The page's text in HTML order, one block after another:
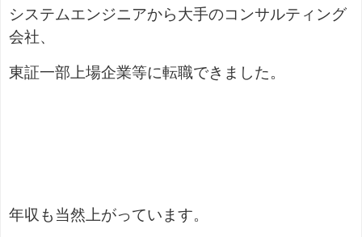
システムエンジニアから大手のコンサルティング
会社、
東証一部上場企業等に転職できました。
年収も当然上がっています。